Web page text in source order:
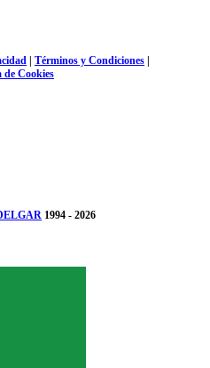
| Términos y Condiciones |
de Cookies
1994 - 2026